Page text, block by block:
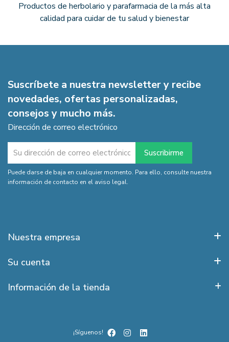
Productos de herbolario y parafarmacia de la más alta
calidad para cuidar de tu salud y bienestar
Suscríbete a nuestra newsletter y recibe
novedades, ofertas personalizadas,
consejos y mucho más.
Dirección de correo electrónico
Puede darse de baja en cualquier momento. Para ello, consulte nuestra
información de contacto en el aviso legal.
Nuestra empresa
Su cuenta
Información de la tienda
¡Síguenos!